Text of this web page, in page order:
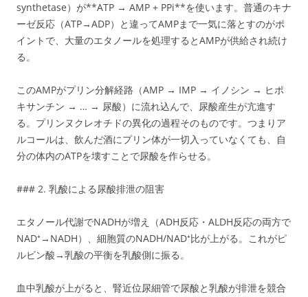
synthetase）が**ATP → AMP + PPi**を使います。普通のキナ
ーゼ反応（ATP→ADP）と違ってAMPまで一気に落とすのがポ
イントで、大量のエタノールを処理するとAMPが供給され続け
る。
このAMPがプリン分解経路（AMP → IMP → イノシン → ヒポ
キサンチン → … → 尿酸）に流れ込んで、尿酸産生が亢進す
る。プリンヌクレオチドの異化の過程そのものです。つまりア
ルコールは、飲んだ酒にプリン体が一切入っていなくても、自
分の体内のATPを壊すことで尿酸を作らせる。
### 2. 乳酸による尿酸排泄の阻害
エタノール代謝でNADHが増え（ADH反応・ALDH反応の両方で
NAD⁺→NADH）、細胞質のNADH/NAD⁺比が上がる。これがピ
ルビン酸→乳酸の平衡を乳酸側に振る。
血中乳酸が上がると、腎近位尿細管で尿酸と乳酸が排泄を競合